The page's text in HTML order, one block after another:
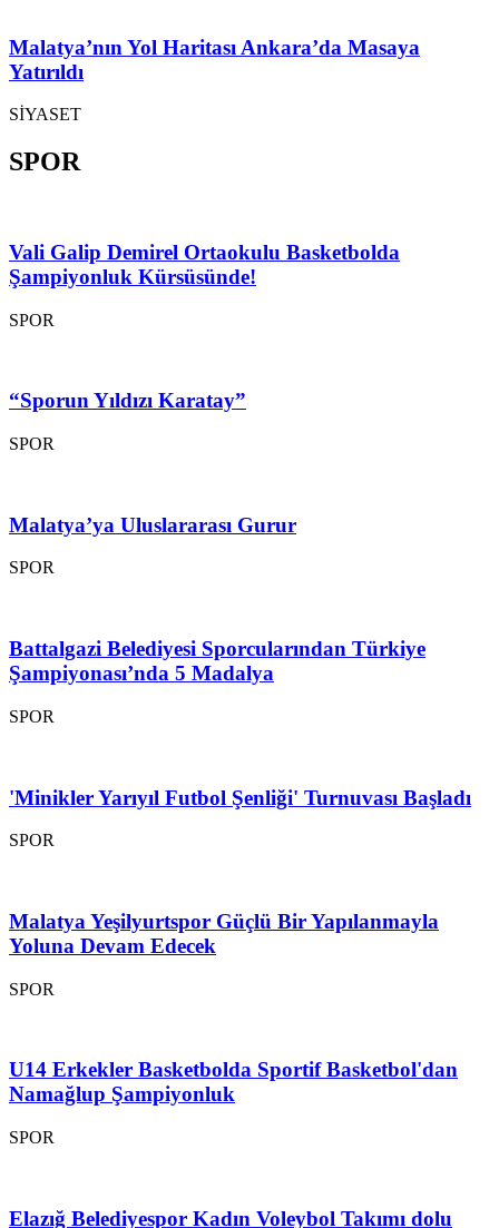
Malatya’nın Yol Haritası Ankara’da Masaya
Yatırıldı
SİYASET
SPOR
Vali Galip Demirel Ortaokulu Basketbolda
Şampiyonluk Kürsüsünde!
SPOR
“Sporun Yıldızı Karatay”
SPOR
Malatya’ya Uluslararası Gurur
SPOR
Battalgazi Belediyesi Sporcularından Türkiye
Şampiyonası’nda 5 Madalya
SPOR
'Minikler Yarıyıl Futbol Şenliği' Turnuvası Başladı
SPOR
Malatya Yeşilyurtspor Güçlü Bir Yapılanmayla
Yoluna Devam Edecek
SPOR
U14 Erkekler Basketbolda Sportif Basketbol'dan
Namağlup Şampiyonluk
SPOR
Elazığ Belediyespor Kadın Voleybol Takımı dolu